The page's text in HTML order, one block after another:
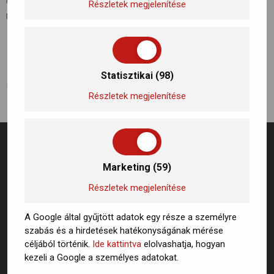
Részletek megjelenítése
Statisztikai (98)
Részletek megjelenítése
Marketing (59)
Részletek megjelenítése
A Google által gyűjtött adatok egy része a személyre
szabás és a hirdetések hatékonyságának mérése
céljából történik. Ide kattintva elolvashatja, hogyan
kezeli a Google a személyes adatokat.
részletekért!
Hogyan csökkenthető a légszennyezettség? Mit tehetünk?
KÖVETKEZŐ BEJEGYZÉS